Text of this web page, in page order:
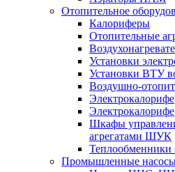
Отопительное
Калориферы
Отопительные
Установки
Установки ВТУ
Воздушно-
Шкафы
агрегатами ШУК
Теплообменники
Промышленные